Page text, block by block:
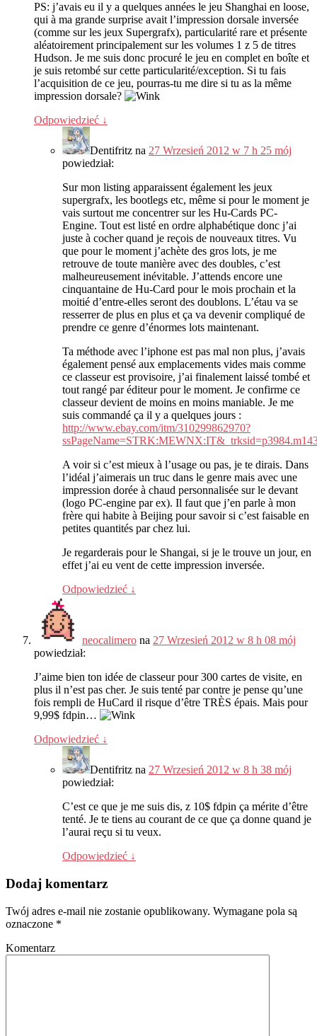
PS: j’avais eu il y a quelques années le jeu Shanghai en loose,
qui à ma grande surprise avait l’impression dorsale inversée
(comme sur les jeux Supergrafx), particularité rare et présente
aléatoirement principalement sur les volumes 1 z 5 de titres
Hudson. Je me suis donc procuré le jeu en complet en boîte et
je suis retombé sur cette particularité/exception. Si tu fais
l’acquisition de ce jeu, pourras-tu me dire si tu as la même
impression dorsale?
Odpowiedzieć ↓
Dentifritz na 27 Wrzesień 2012 w 7 h 25 mój
powiedział:
Sur mon listing apparaissent également les jeux
supergrafx, les bootlegs etc, même si pour le moment je
vais surtout me concentrer sur les Hu-Cards PC-
Engine. Tout est listé en ordre alphabétique donc j’ai
juste à cocher quand je reçois de nouveaux titres. Vu
que pour le moment j’achète des gros lots, je me
retrouve de toute manière avec des doubles, c’est
malheureusement inévitable. J’attends encore une
cinquantaine de Hu-Card pour le mois prochain et la
moitié d’entre-elles seront des doublons. L’étau va se
resserrer de plus en plus et ça va devenir compliqué de
prendre ce genre d’énormes lots maintenant.
Ta méthode avec l’iphone est pas mal non plus, j’avais
également pensé aux emplacements vides mais comme
ce classeur est provisoire, j’ai finalement laissé tombé et
tout rangé par éditeur pour le moment. Je confirme ce
classeur devient de moins en moins maniable. Je me
suis commandé ça il y a quelques jours :
http://www.ebay.com/itm/310299862970?
A voir si c’est mieux à l’usage ou pas, je te dirais. Dans
l’idéal j’aimerais un truc dans le genre mais avec une
impression dorée à chaud personnalisée sur le devant
(logo PC-engine par ex). Il faut que j’en parle à mon
frère qui habite à Beijing pour savoir si c’est faisable en
petites quantités par chez lui.
Je regarderais pour le Shangai, si je le trouve un jour, en
effet j’ai eu vent de cette impression inversée.
Odpowiedzieć ↓
neocalimero na 27 Wrzesień 2012 w 8 h 08 mój
powiedział:
J’aime bien ton idée de classeur pour300 cartes de visite, en
plus il n’est pas cher. Je suis tenté par contre je pense qu’une
fois rempli de HuCard il risque d’être TRÈS épais. Mais pour
9,99$ fdpin…
Odpowiedzieć ↓
Dentifritz na 27 Wrzesień 2012 w 8 h 38 mój
powiedział:
C’est ce que je me suis dis, z 10$ fdpin ça mérite d’être
tenté. Je te tiens au courant de ce que ça donne quand je
l’aurai reçu si tu veux.
Odpowiedzieć ↓
Dodaj komentarz
Twój adres e-mail nie zostanie opublikowany. Wymagane pola są
oznaczone *
Komentarz